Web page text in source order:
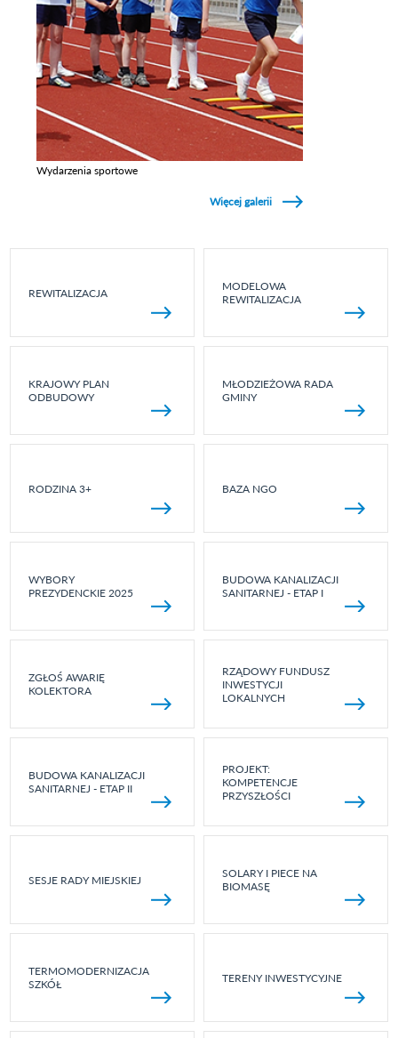
Wydarzenia sportowe
Więcej galerii
REWITALIZACJA
MODELOWA
REWITALIZACJA
KRAJOWY PLAN
ODBUDOWY
MŁODZIEŻOWA RADA
GMINY
RODZINA 3+ BAZA NGO
WYBORY
PREZYDENCKIE 2025
BUDOWA KANALIZACJI
SANITARNEJ - ETAP I
ZGŁOŚ AWARIĘ
KOLEKTORA
RZĄDOWY FUNDUSZ
INWESTYCJI
LOKALNYCH
BUDOWA KANALIZACJI
SANITARNEJ - ETAP II
PROJEKT:
KOMPETENCJE
PRZYSZŁOŚCI
SESJE RADY MIEJSKIEJ
SOLARY I PIECE NA
BIOMASĘ
TERMOMODERNIZACJA
SZKÓŁ
TERENY INWESTYCYJNE